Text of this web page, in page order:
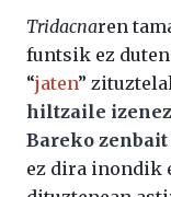
Tridacnaren
funtsik ez
“jaten”
hiltzaile izenez
Bareko
ez dira inondik